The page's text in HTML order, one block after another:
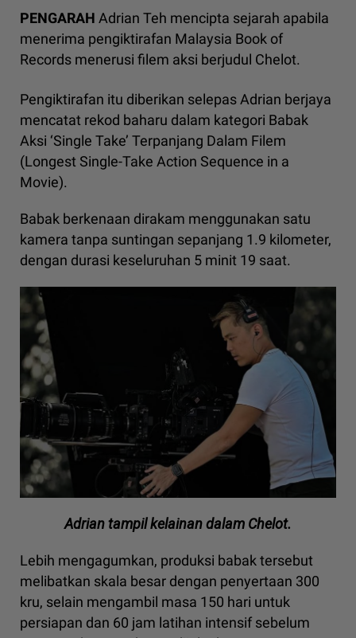
PENGARAH Adrian Teh mencipta sejarah apabila
menerima pengiktirafan Malaysia Book of
Records menerusi filem aksi berjudul Chelot.
Pengiktirafan itu diberikan selepas Adrian berjaya
mencatat rekod baharu dalam kategori Babak
Aksi ‘Single Take’ Terpanjang Dalam Filem
(Longest Single-Take Action Sequence in a
Movie).
Babak berkenaan dirakam menggunakan satu
kamera tanpa suntingan sepanjang 1.9 kilometer,
dengan durasi keseluruhan 5 minit 19 saat.
Adrian tampil kelainan dalam Chelot.
Lebih mengagumkan, produksi babak tersebut
melibatkan skala besar dengan penyertaan 300
kru, selain mengambil masa 150 hari untuk
persiapan dan 60 jam latihan intensif sebelum